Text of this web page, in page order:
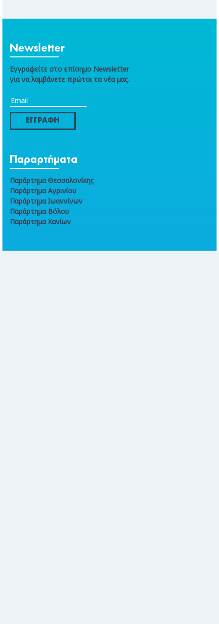
Newsletter
Εγγραφείτε στο επίσημο Newsletter
για να λαμβάνετε πρώτοι τα νέα μας.
ΕΓΓΡΑΦΗ
Παραρτήματα
Παράρτημα Θεσσαλονίκης
Παράρτημα Αγρινίου
Παράρτημα Ιωαννίνων
Παράρτημα Βόλου
Παράρτημα Χανίων